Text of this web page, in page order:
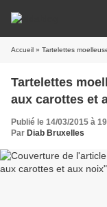
Accueil » Tartelettes
Tartelettes
aux carottes et
Publié le 14/03/2015 à
Par Diab Bruxelles